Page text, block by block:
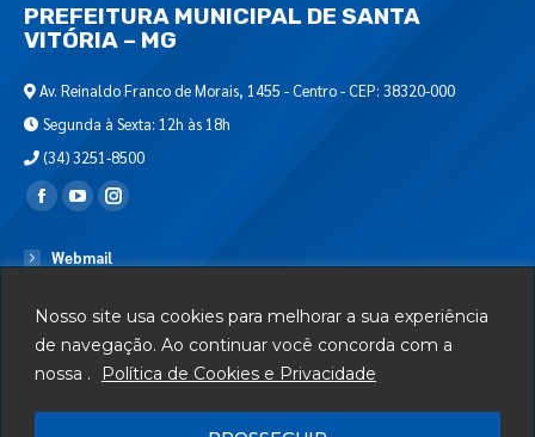
Nosso site usa cookies para melhorar a sua experiência
de navegação. Ao continuar você concorda com a
nossa .
Política de Cookies e Privacidade
PREFEITURA MUNICIPAL DE SANTA
VITÓRIA – MG
Av. Reinaldo Franco de Morais, 1455 - Centro - CEP: 38320-000
Segunda à Sexta: 12h às 18h
(34) 3251-8500
Encontre-nos em:
Webmail
Serviços
Telefones Úteis